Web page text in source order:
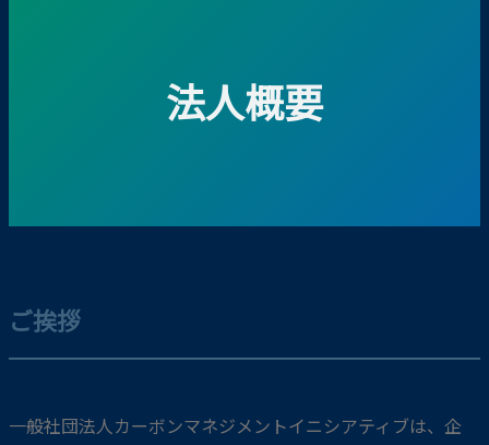
法人概要
ご挨拶
一般社団法人カーボンマネジメントイニシアティブは、企